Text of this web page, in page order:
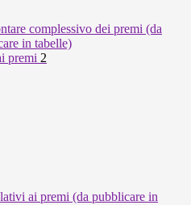
complessivo dei premi (da
in tabelle)
premi 2
ai premi (da pubblicare in